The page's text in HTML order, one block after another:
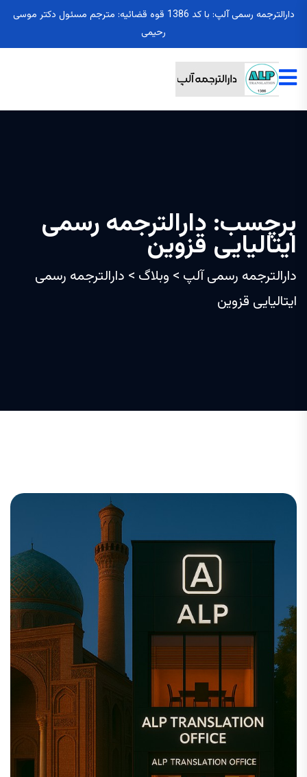
دارالترجمه رسمی آلپ: با کد 1386 قوه قضائیه: مترجم مسئول دکتر موسی
رحیمی
برچسب: دارالترجمه رسمی
ایتالیایی قزوین
دارالترجمه رسمی آلپ > وبلاگ > دارالترجمه رسمی
ایتالیایی قزوین